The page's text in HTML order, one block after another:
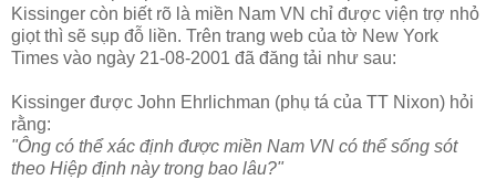
Kissinger còn biết rõ là miền Nam VN chỉ được viện trợ nhỏ
giọt thì sẽ sụp đỗ liền. Trên trang web của tờ New York
Times vào ngày 21-08-2001 đã đăng tải như sau:
Kissinger được John Ehrlichman (phụ tá của TT Nixon) hỏi
rằng:
"Ông có thể xác định được miền Nam VN có thể sống sót
theo Hiệp định này trong bao lâu?"